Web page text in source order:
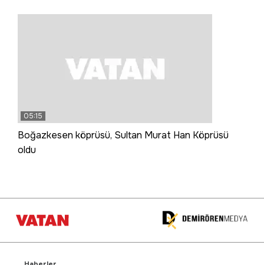
05:15
Boğazkesen köprüsü, Sultan Murat Han Köprüsü
oldu